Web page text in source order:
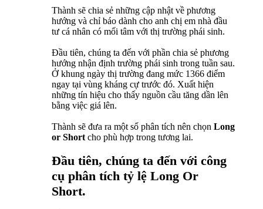
Thành sẽ chia sẻ những cập nhật về phương
hướng và chỉ báo dành cho anh chị em nhà đầu
tư cá nhân có mối tâm với thị trường phái sinh.
Đầu tiên, chúng ta đến với phần chia sẻ phương
hướng nhận định trường phái sinh trong tuần sau.
Ở khung ngày thị trường đang mức 1366 điểm
ngay tại vùng kháng cự trước đó. Xuất hiện
những tín hiệu cho thấy nguồn cầu tăng dần lên
bằng việc giá lên.
Thành sẽ đưa ra một số phân tích nên chọn Long
or Short cho phù hợp trong tương lai.
Đầu tiên, chúng ta đến với công
cụ phân tích tỷ lệ Long Or
Short.